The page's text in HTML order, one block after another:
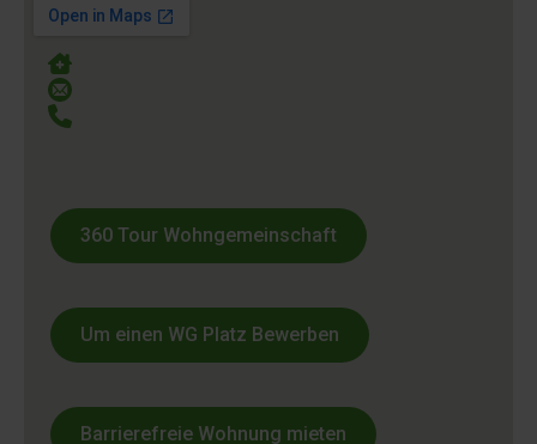
Werler Str. 101 59063 Hamm
beratung@humanika.de
0231 – 58 68 78-88
360 Tour Wohngemeinschaft
Um einen WG Platz Bewerben
Barrierefreie Wohnung mieten